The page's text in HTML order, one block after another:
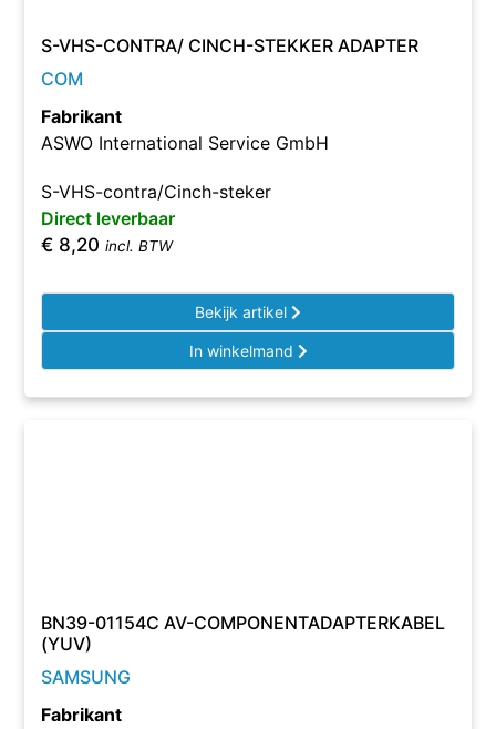
S-VHS-CONTRA/ CINCH-STEKKER ADAPTER
COM
Fabrikant
ASWO International Service GmbH
S-VHS-contra/Cinch-steker
Direct leverbaar
€ 8,20 incl. BTW
Bekijk artikel
In winkelmand
BN39-01154C AV-COMPONENTADAPTERKABEL
(YUV)
SAMSUNG
Fabrikant